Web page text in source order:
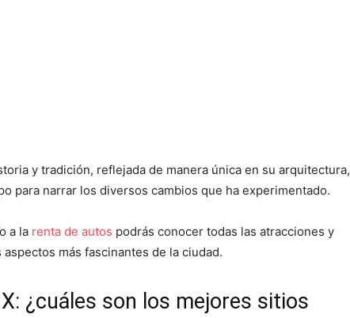
y tradición, reflejada de manera única en su arquitectura,
para narrar los diversos cambios que ha experimentado.
a la renta de autos podrás conocer todas las atracciones y
más fascinantes de la ciudad.
¿cuáles son los mejores sitios